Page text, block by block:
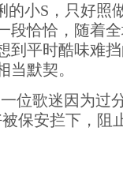
的小S，只好照
段恰恰，随着
到平时酷味难
当默契。
位歌迷因为过
保安拦下，阻